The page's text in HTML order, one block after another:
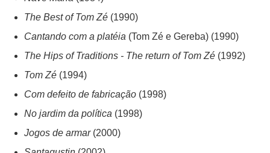
The Best of Tom Zé (1990)
Cantando com a platéia (Tom Zé e Gereba) (1990)
The Hips of Traditions - The return of Tom Zé (1992)
Tom Zé (1994)
Com defeito de fabricação (1998)
No jardim da política (1998)
Jogos de armar(2000)